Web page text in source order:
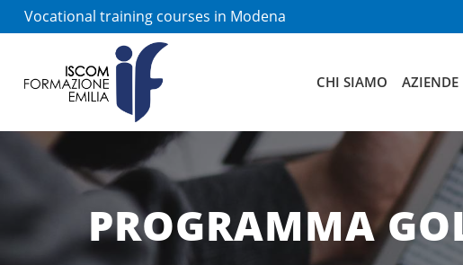
Vocational training courses in Modena
CHI SIAMO AZIENDE
PROGRAMMA